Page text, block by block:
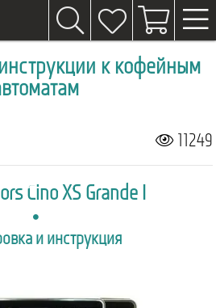
к кофейным
11249
Cino XS Grande I
и инструкция